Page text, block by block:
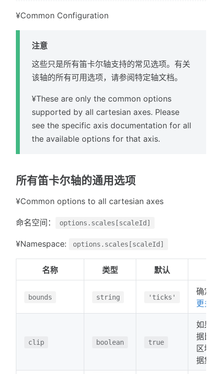
¥Common Configuration
注意
这些只是所有笛卡尔轴支持的常见选项。有关
该轴的所有可用选项，请参阅特定轴文档。
¥These are only the common options
supported by all cartesian axes. Please
see the specific axis documentation for all
the available options for that axis.
所有笛卡尔轴的通用选项
¥Common options to all cartesian axes
命名空间： options.scales[scaleId]
¥Namespace: options.scales[scaleId]
名称 类型 默认
bounds string 'ticks'
确定
更多...
clip boolean true
如果
据比
区域
据集绘